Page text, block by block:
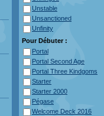
Unstable
Unsanctioned
Unfinity
Pour Débuter :
Portal
Portal Second Age
Portal Three Kindgoms
Starter
Starter 2000
Pégase
Welcome Deck 2016